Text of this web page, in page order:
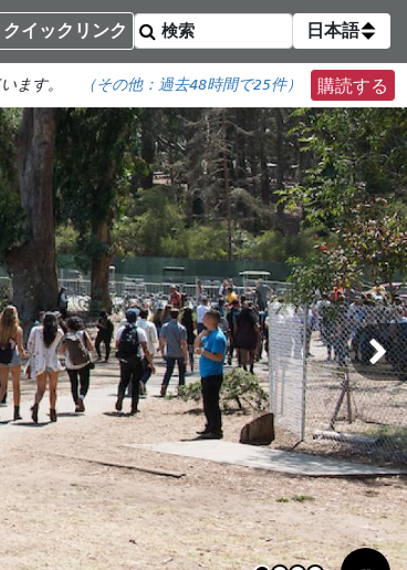
クイックリンク 日本語
ます。 （その他： 過去48時間で25件） 購読する